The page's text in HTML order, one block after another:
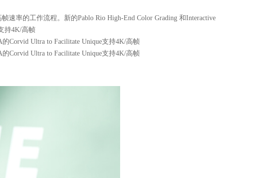
速率的工作流程。新的Pablo Rio High-End Color Grading 和Interactive
持4K/高帧
Corvid Ultra to Facilitate Unique支持4K/高帧
Corvid Ultra to Facilitate Unique支持4K/高帧